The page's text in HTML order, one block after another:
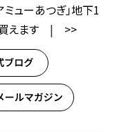
ミューあつぎ」地下1
えます | >>